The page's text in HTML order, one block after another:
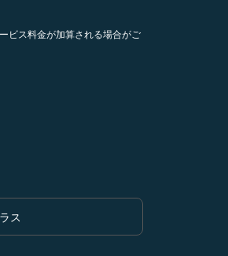
ビス料金が加算される場合がご
コノミークラス Selected
ス